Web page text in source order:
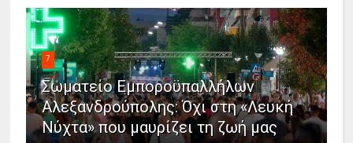
7
Σωματείο Εμποροϋπαλλήλων
Αλεξανδρούπολης: Όχι στη «Λευκή
Νύχτα» που μαυρίζει τη ζωή μας